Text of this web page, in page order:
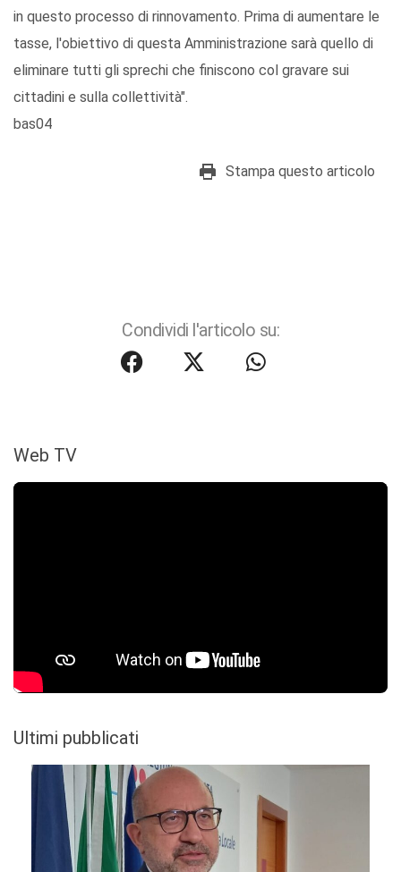
in questo processo di rinnovamento. Prima di aumentare le
tasse, l'obiettivo di questa Amministrazione sarà quello di
eliminare tutti gli sprechi che finiscono col gravare sui
cittadini e sulla collettività".
bas04
Stampa questo articolo
Condividi l'articolo su:
Web TV
Ultimi pubblicati